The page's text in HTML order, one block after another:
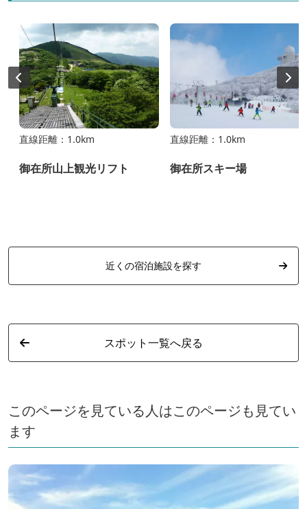
直線距離：1.0km
御在所山上観光リフト
直線距離：1.0km
御在所スキー場
近くの宿泊施設を探す
スポット一覧へ戻る
このページを見ている人はこのページも見てい
ます